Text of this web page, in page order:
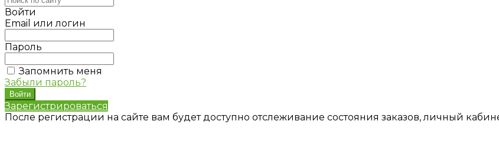
Войти
Email или логин
Пароль
Запомнить меня
Забыли пароль?
Зарегистрироваться
После регистрации на сайте вам будет доступно отслеживание состояния заказов, личный